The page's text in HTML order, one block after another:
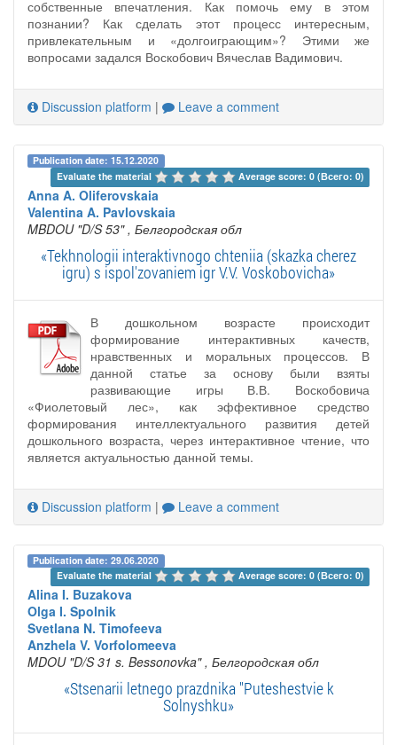
собственные впечатления. Как помочь ему в этом
познании? Как сделать этот процесс интересным,
привлекательным и «долгоиграющим»? Этими же
вопросами задался Воскобович Вячеслав Вадимович.
Discussion platform | Leave a comment
Publication date: 15.12.2020
Evaluate the material
Average score: 0 (Всего: 0)
Anna A. Oliferovskaia
Valentina A. Pavlovskaia
MBDOU "D/S 53" , Белгородская обл
«Tekhnologii interaktivnogo chteniia (skazka cherez
igru) s ispol'zovaniem igr V.V. Voskobovicha»
В дошкольном возрасте происходит
формирование интерактивных качеств,
нравственных и моральных процессов. В
данной статье за основу были взяты
развивающие игры В.В. Воскобовича
«Фиолетовый лес», как эффективное средство
формирования интеллектуального развития детей
дошкольного возраста, через интерактивное чтение, что
является актуальностью данной темы.
Discussion platform | Leave a comment
Publication date: 29.06.2020
Evaluate the material
Average score: 0 (Всего: 0)
Alina I. Buzakova
Olga I. Spolnik
Svetlana N. Timofeeva
Anzhela V. Vorfolomeeva
MDOU "D/S 31 s. Bessonovka" , Белгородская обл
«Stsenarii letnego prazdnika "Puteshestvie k
Solnyshku»